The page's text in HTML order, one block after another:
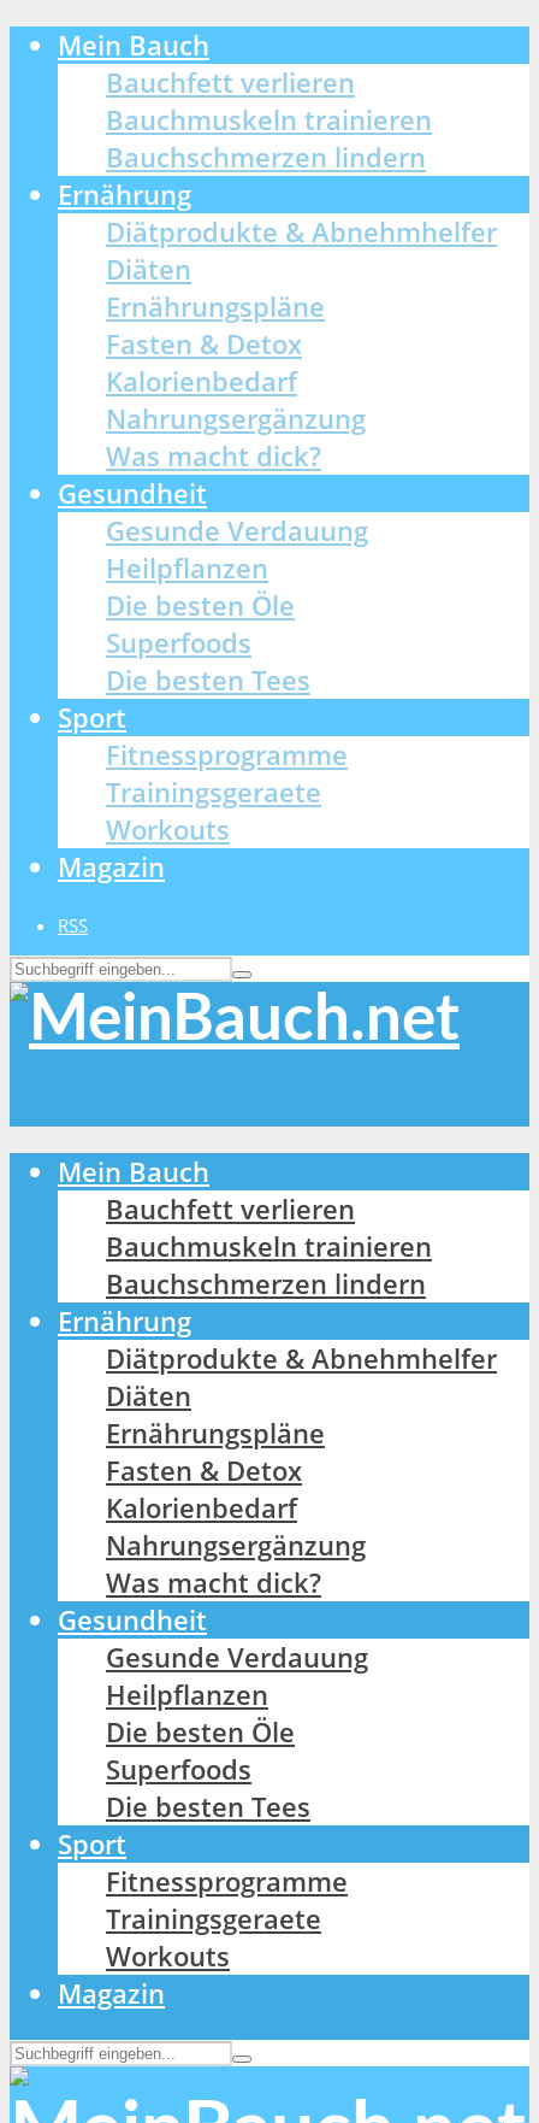
Mein Bauch
Bauchfett verlieren
Bauchmuskeln trainieren
Bauchschmerzen lindern
Ernährung
Diätprodukte & Abnehmhelfer
Diäten
Ernährungspläne
Fasten & Detox
Kalorienbedarf
Nahrungsergänzung
Was macht dick?
Gesundheit
Gesunde Verdauung
Heilpflanzen
Die besten Öle
Superfoods
Die besten Tees
Sport
Fitnessprogramme
Trainingsgeraete
Workouts
Magazin
RSS
Mein Bauch
Bauchfett verlieren
Bauchmuskeln trainieren
Bauchschmerzen lindern
Ernährung
Diätprodukte & Abnehmhelfer
Diäten
Ernährungspläne
Fasten & Detox
Kalorienbedarf
Nahrungsergänzung
Was macht dick?
Gesundheit
Gesunde Verdauung
Heilpflanzen
Die besten Öle
Superfoods
Die besten Tees
Sport
Fitnessprogramme
Trainingsgeraete
Workouts
Magazin